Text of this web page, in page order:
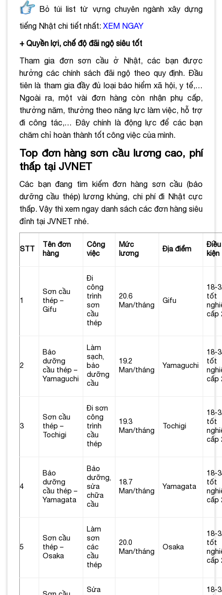
Bỏ túi list từ vựng chuyên ngành xây dựng
tiếng Nhật chi tiết nhất: XEM NGAY
+ Quyền lợi, chế độ đãi ngộ siêu tốt
Tham gia đơn sơn cầu ở Nhật, các bạn được
hưởng các chính sách đãi ngộ theo quy định. Đầu
tiên là tham gia đầy đủ loại bảo hiểm xã hội, y tế,…
Ngoài ra, một vài đơn hàng còn nhận phụ cấp,
thưởng năm, thưởng theo năng lực làm việc, hỗ trợ
đi công tác,… Đây chính là động lực để các bạn
chăm chỉ hoàn thành tốt công việc của mình.
Top đơn hàng sơn cầu lương cao, phí
thấp tại JVNET
Các bạn đang tìm kiếm đơn hàng sơn cầu (bảo
dưỡng cầu thép) lương khủng, chi phí đi Nhật cực
thấp. Vậy thì xem ngay danh sách các đơn hàng siêu
đỉnh tại JVNET nhé.
STT
Tên đơn
hàng
Công
việc
Mức
lương
Địa điểm
Điều
kiện
1
Sơn cầu
thép –
Gifu
Đi
công
trình
sơn
cầu
thép
20.6
Man/tháng
Gifu
18-
tốt
cấp
2
Bảo
dưỡng
cầu thép –
Yamaguchi
Làm
sạch,
bảo
dưỡng
cầu
19.2
Man/tháng
Yamaguchi
18-
tốt
cấp
3
Sơn cầu
thép –
Tochigi
Đi sơn
công
trình
cầu
thép
19.3
Man/tháng
Tochigi
18-
tốt
cấp
4
Bảo
dưỡng
cầu thép –
Yamagata
Bảo
dưỡng,
sửa
chữa
cầu
18.7
Man/tháng
Yamagata
18-
tốt
cấp
5
Sơn cầu
thép –
Osaka
Làm
sơn
các
cầu
thép
20.0
Man/tháng
Osaka
18-
tốt
cấp
Sửa
18-